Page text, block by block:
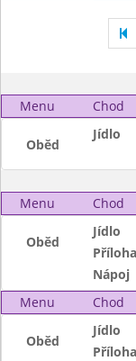
Menu Chod
Oběd
Jídlo
Menu Chod
Oběd
Jídlo
Příloha
Nápoj
Menu
Chod
Oběd
Jídlo
Příloha